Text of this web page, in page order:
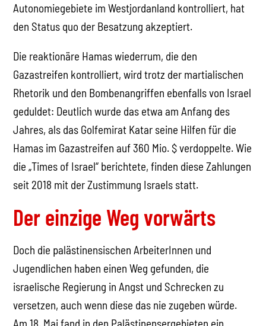
Autonomiegebiete im Westjordanland kontrolliert, hat
den Status quo der Besatzung akzeptiert.
Die reaktionäre Hamas wiederrum, die den
Gazastreifen kontrolliert, wird trotz der martialischen
Rhetorik und den Bombenangriffen ebenfalls von Israel
geduldet: Deutlich wurde das etwa am Anfang des
Jahres, als das Golfemirat Katar seine Hilfen für die
Hamas im Gazastreifen auf 360 Mio. $ verdoppelte. Wie
die „Times of Israel“ berichtete, finden diese Zahlungen
seit 2018 mit der Zustimmung Israels statt.
Der einzige Weg vorwärts
Doch die palästinensischen ArbeiterInnen und
Jugendlichen haben einen Weg gefunden, die
israelische Regierung in Angst und Schrecken zu
versetzen, auch wenn diese das nie zugeben würde.
Am 18. Mai fand in den Palästinensergebieten ein